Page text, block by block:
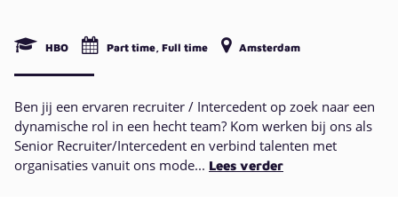
HBO Part time, Full time Amsterdam
Ben jij een ervaren recruiter / Intercedent op zoek naar een
dynamische rol in een hecht team? Kom werken bij ons als
Senior Recruiter/Intercedent en verbind talenten met
organisaties vanuit ons mode... Lees verder